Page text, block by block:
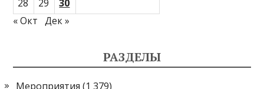
28 29
30
« Окт
Дек »
РАЗДЕЛЫ
Мероприятия (1 379)